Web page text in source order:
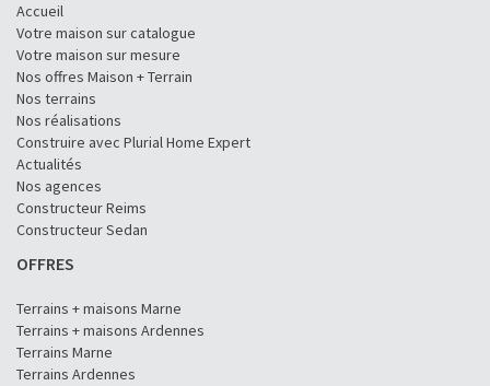
Accueil
Votre maison sur catalogue
Votre maison sur mesure
Nos offres Maison + Terrain
Nos terrains
Nos réalisations
Construire avec Plurial Home Expert
Actualités
Nos agences
Constructeur Reims
Constructeur Sedan
OFFRES
Terrains + maisons Marne
Terrains + maisons Ardennes
Terrains Marne
Terrains Ardennes